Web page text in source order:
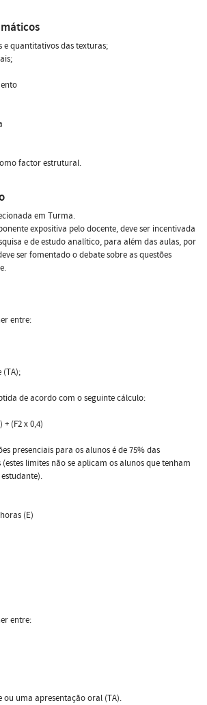
e quantitativos das texturas;
factor estrutural.
em Turma.
expositiva pelo docente, deve ser incentivada
e de estudo analítico, para além das aulas, por
ser fomentado o debate sobre as questões
entre:
(TA);
de acordo com o seguinte cálculo:
+ (F2 x 0,4)
presenciais para os alunos é de 75% das
limites não se aplicam os alunos que tenham
(E)
entre:
ou uma apresentação oral (TA).